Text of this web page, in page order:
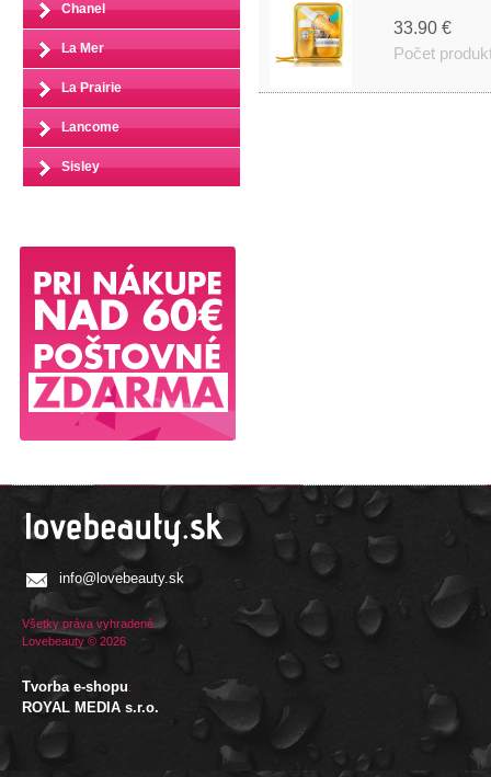
Chanel
La Mer
La Prairie
Lancome
Sisley
33.90 €
Počet
info@lovebeauty.sk
Všetky práva vyhradené.
Lovebeauty © 2026
Tvorba e-shopu:
ROYAL MEDIA s.r.o.